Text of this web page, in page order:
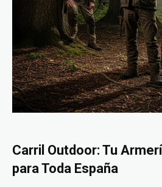
Carril Outdoor: Tu
para Toda España